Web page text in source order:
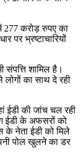
277 करोड़ रुपए का
पर भ्रष्टाचारियों
संपत्ति शामिल है।
लोगों का साथ दे रही
ईडी की जांच चल रही
ईडी के अफसरों को
के नेता ईडी को मिले
पोल खुलने का डर